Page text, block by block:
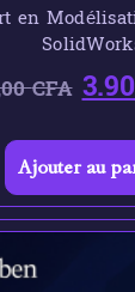
en
CFA
Ajouter au